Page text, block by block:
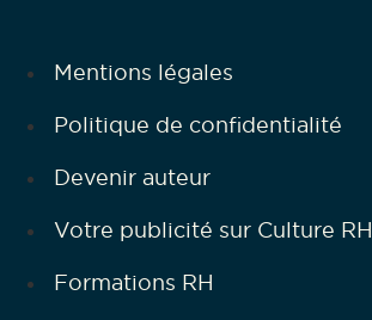
Mentions légales
Politique de confidentialité
Devenir auteur
Votre publicité sur Culture RH
Formations RH